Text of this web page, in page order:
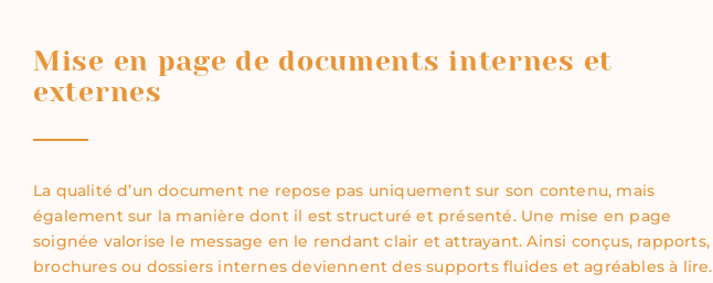
Mise en page de documents internes et
externes
La qualité d’un document ne repose pas uniquement sur son contenu, mais
également sur la manière dont il est structuré et présenté. Une mise en page
soignée valorise le message en le rendant clair et attrayant. Ainsi conçus, rapports,
brochures ou dossiers internes deviennent des supports fluides et agréables à lire.